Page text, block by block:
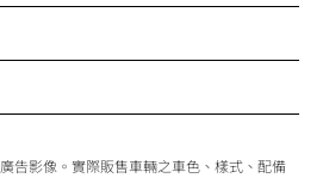
告影像。實際販售車輛之車色、樣式、配備